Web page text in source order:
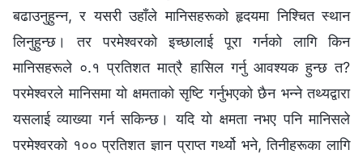
बढाउनुहुन्‍न, र यसरी उहाँले मानिसहरूको हृदयमा निश्‍चित स्थान
लिनुहुन्छ। तर परमेश्‍वरको इच्‍छालाई पूरा गर्नको लागि किन
मानिसहरूले ०.१ प्रतिशत मात्रै हासिल गर्नु आवश्यक हुन्छ त?
परमेश्‍वरले मानिसमा यो क्षमताको सृष्टि गर्नुभएको छैन भन्‍ने तथ्यद्वारा
यसलाई व्याख्या गर्न सकिन्छ। यदि यो क्षमता नभए पनि मानिसले
परमेश्‍वरको १०० प्रतिशत ज्ञान प्राप्त गर्थ्यो भने, तिनीहरूका लागि